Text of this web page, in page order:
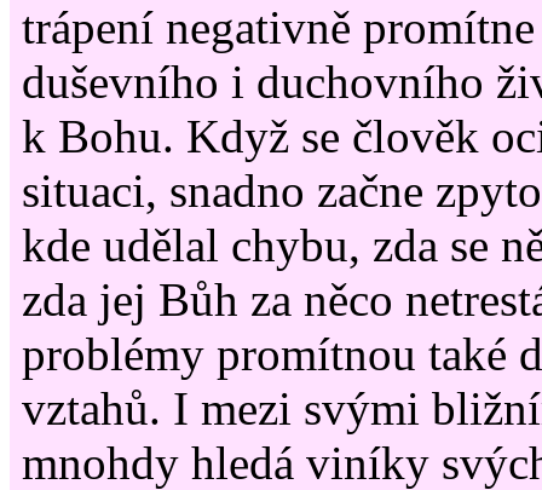
trápení negativně
duševního i duchovního
k Bohu. Když se člověk
situaci, snadno začne
kde udělal chybu, zda se
zda jej Bůh za něco
problémy promítnou také
vztahů. I mezi svými
mnohdy hledá viníky